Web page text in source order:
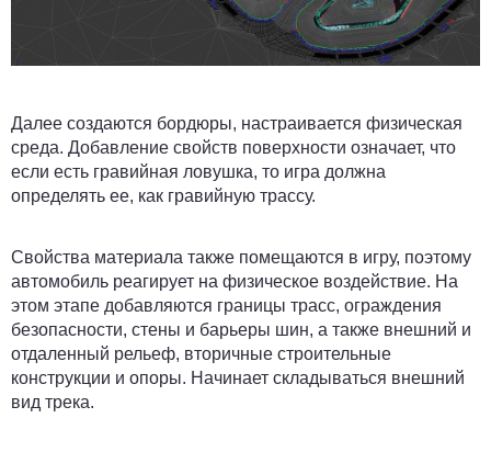
Далее создаются бордюры, настраивается физическая
среда. Добавление свойств поверхности означает, что
если есть гравийная ловушка, то игра должна
определять ее, как гравийную трассу.
Свойства материала также помещаются в игру, поэтому
автомобиль реагирует на физическое воздействие. На
этом этапе добавляются границы трасс, ограждения
безопасности, стены и барьеры шин, а также внешний и
отдаленный рельеф, вторичные строительные
конструкции и опоры. Начинает складываться внешний
вид трека.